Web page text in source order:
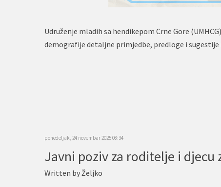
Udruženje mladih sa hendikepom Crne Gore
demografije detaljne primjedbe, predloge i
ponedeljak, 24 novembar 2025 08:34
Written byŽeljko